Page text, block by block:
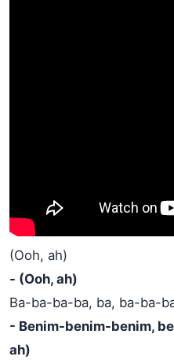
(Ooh, ah)
- (Ooh, ah)
Ba-ba-ba-ba, ba, ba-ba-
- Benim-benim-benim,
ah)